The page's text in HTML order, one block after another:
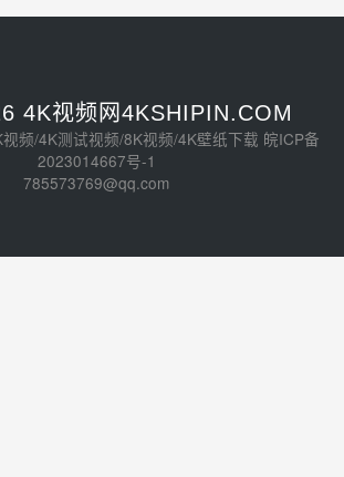
4K视频网4KSHIPIN.COM
频/4K测试视频/8K视频/4K壁纸下载 皖ICP备
2023014667号-1
785573769@qq.com